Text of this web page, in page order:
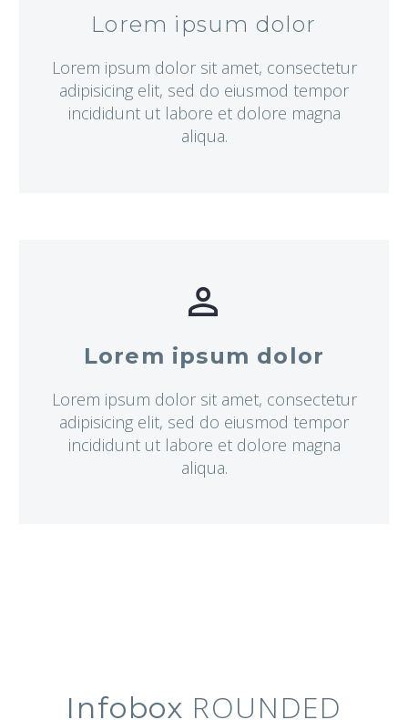
Lorem ipsum dolor
Lorem ipsum dolor sit amet, consectetur
adipisicing elit, sed do eiusmod tempor
incididunt ut labore et dolore magna
aliqua.


Lorem ipsum dolor
Lorem ipsum dolor sit amet, consectetur
adipisicing elit, sed do eiusmod tempor
incididunt ut labore et dolore magna
aliqua.
Infobox ROUNDED